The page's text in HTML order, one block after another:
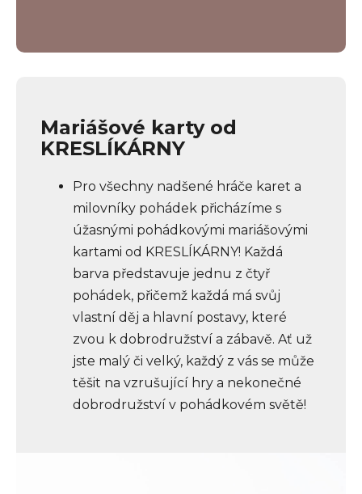
Mariášové karty od
KRESLÍKÁRNY
Pro všechny nadšené hráče karet a
milovníky pohádek přicházíme s
úžasnými pohádkovými mariášovými
kartami od KRESLÍKÁRNY! Každá
barva představuje jednu z čtyř
pohádek, přičemž každá má svůj
vlastní děj a hlavní postavy, které
zvou k dobrodružství a zábavě. Ať už
jste malý či velký, každý z vás se může
těšit na vzrušující hry a nekonečné
dobrodružství v pohádkovém světě!